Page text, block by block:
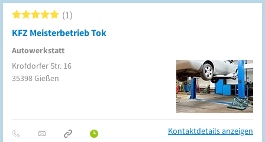
KFZ Meisterbetrieb Tok
Autowerkstatt
1
Krofdorfer Str. 16
35398Gießen
Kontaktdetails anzeigen